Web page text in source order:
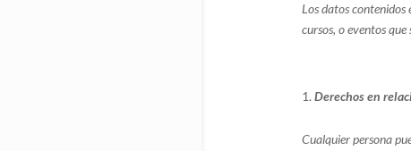
Los datos contenidos
cursos, o eventos que
Derechos en
Cualquier persona